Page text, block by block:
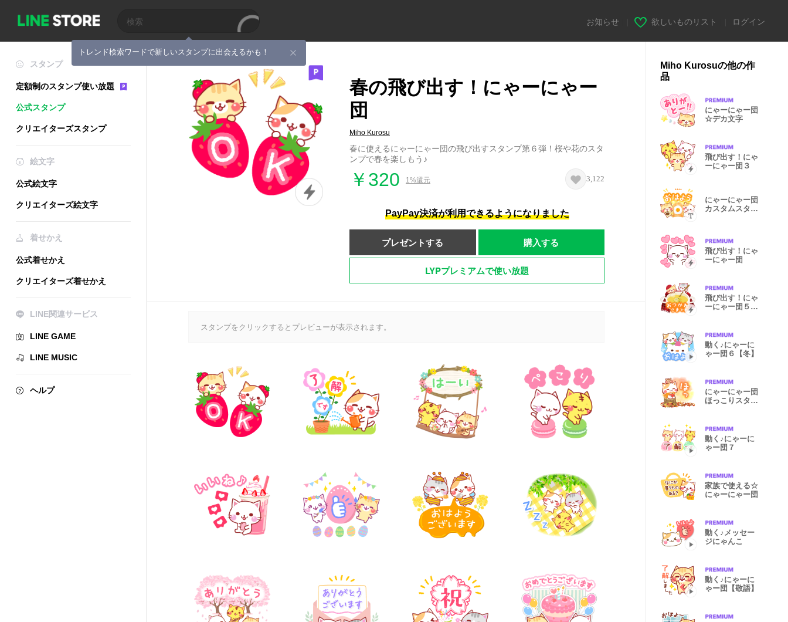
トレンド検索ワードで新しいスタンプに出会えるかも！
お知らせ 欲しいものリスト ログイン
スタンプ
定額制のスタンプ使い放題
公式スタンプ
クリエイターズスタンプ
絵文字
公式絵文字
クリエイターズ絵文字
着せかえ
公式着せかえ
クリエイターズ着せかえ
LINE関連サービス
LINE GAME
LINE MUSIC
ヘルプ
春の飛び出す！にゃーにゃー
団
Miho Kurosu
春に使えるにゃーにゃー団の飛び出すスタンプ第６弾！桜や花のスタ
ンプで春を楽しもう♪
￥320 1%還元 3,122
PayPay決済が利用できるようになりました
プレゼントする 購入する
LYPプレミアムで使い放題
スタンプをクリックするとプレビューが表示されます。
Miho Kurosuの他の作
品
にゃーにゃー団
☆デカ文字
飛び出す！にゃ
ーにゃー団３
にゃーにゃー団
カスタムスタン
飛び出す！にゃ
ーにゃー団
飛び出す！にゃ
ーにゃー団５★
動く♪にゃーに
ゃー団６【冬】
にゃーにゃー団
ほっこりスタン
動く♪にゃーに
ゃー団７
家族で使える☆
にゃーにゃー団
動く♪メッセー
ジにゃんこ
動く♪にゃーに
ゃー団【敬語】